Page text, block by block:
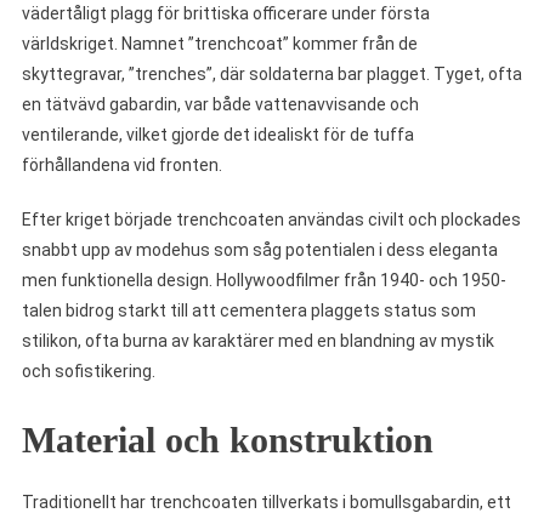
vädertåligt plagg för brittiska officerare under första
världskriget. Namnet ”trenchcoat” kommer från de
skyttegravar, ”trenches”, där soldaterna bar plagget. Tyget, ofta
en tätvävd gabardin, var både vattenavvisande och
ventilerande, vilket gjorde det idealiskt för de tuffa
förhållandena vid fronten.
Efter kriget började trenchcoaten användas civilt och plockades
snabbt upp av modehus som såg potentialen i dess eleganta
men funktionella design. Hollywoodfilmer från 1940- och 1950-
talen bidrog starkt till att cementera plaggets status som
stilikon, ofta burna av karaktärer med en blandning av mystik
och sofistikering.
Material och konstruktion
Traditionellt har trenchcoaten tillverkats i bomullsgabardin, ett